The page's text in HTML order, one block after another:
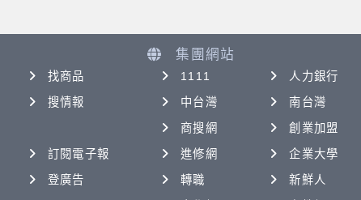
找商品
搜情報
訂閱電子報
登廣告
集團網站
1111
人力銀行
中台灣
南台灣
商搜網
創業加盟
進修網
企業大學
轉職
新鮮人